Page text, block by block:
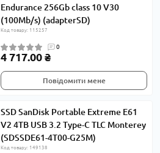
Endurance 256Gb class 10 V30
(100Mb/s) (adapterSD)
Код товару: 115257
0
4 717.00 ₴
Повідомити мене
SSD SanDisk Portable Extreme E61
V2 4TB USB 3.2 Type-C TLC Monterey
(SDSSDE61-4T00-G25M)
Код товару: 149138